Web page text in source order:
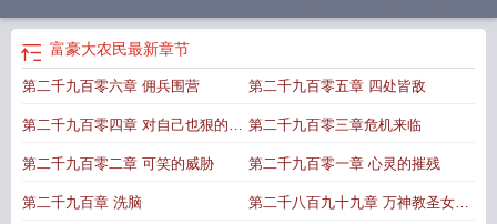
民TXT免费
富豪大农民第二季第一集
读 富豪大农民TXT
旗动画富豪大农民免费完整版农民大亨全文免费阅读富豪大农民 第156章
农民米泉最新 大富豪大贫民 富豪大农民类似农厂大富豪 富豪大农民 第2545
章富豪大农民米泉富豪大农场红包版 富豪大农民米泉著富豪大农民全文免费
文TXT 农场大富豪红包 富豪大农民TXT百度 富豪大农民 第2426章富豪大农民
富豪大农民最新章节
第二千九百零六章 佣兵围营 第二千九百零五章 四处皆敌
第二千九百零四章 对自己也狠的女
人
第二千九百零三章危机来临
第二千九百零二章 可笑的威胁 第二千九百零一章 心灵的摧残
第二千九百章 洗脑 第二千八百九十九章 万神教圣女的